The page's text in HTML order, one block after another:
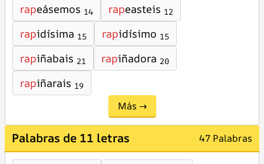
rapeásemos 14 rapeasteis 12
rapidísima 15 rapidísimo 15
rapiñabais 21 rapiñadora 20
rapiñarais 19
Más →
Palabras de 11 letras 47 Palabras